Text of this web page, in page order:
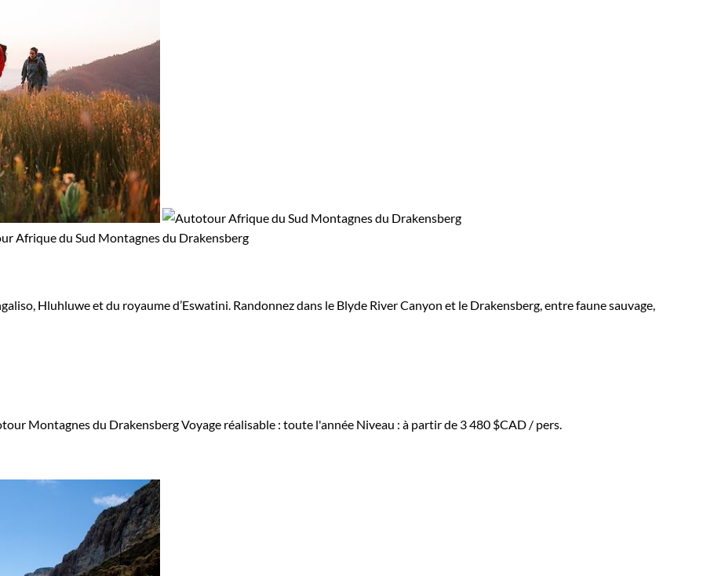
Hluhluwe et du royaume d’Eswatini. Randonnez dans le Blyde River Canyon et le Drakensberg, entre faune sauvage,
Montagnes du DrakensbergVoyage réalisable : toute l'année Niveau : à partir de 3 480 $CAD / pers.